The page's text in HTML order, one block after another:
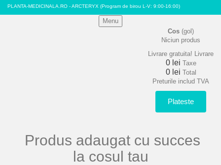
PLANTA-MEDICINALA.RO - ARCTERYX (Program de birou L-V: 9:00-16:00)
Menu
Cos (gol)
Niciun produs
Livrare gratuita! Livrare
0 lei Taxe
0 lei Total
Preturile includ TVA
Plateste
Produs adaugat cu succes
la cosul tau